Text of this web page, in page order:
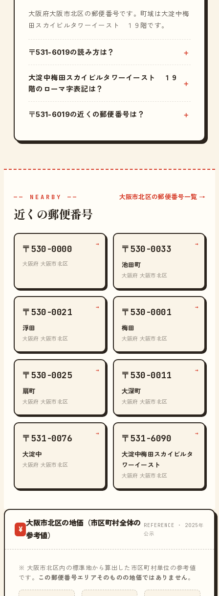
大阪府大阪市北区の郵便番号です。町域は大淀中梅
田スカイビルタワーイースト １９階です。
〒531-6019の読み方は？
大淀中梅田スカイビルタワーイースト １９
階のローマ字表記は？
〒531-6019の近くの郵便番号は？
—— NEARBY ——
近くの郵便番号
大阪市北区の郵便番号一覧 →
〒530-0000
大阪府 大阪市北区
→ 〒530-0033
池田町
大阪府 大阪市北区
→
〒530-0021
浮田
大阪府 大阪市北区
→ 〒530-0001
梅田
大阪府 大阪市北区
→
〒530-0025
扇町
大阪府 大阪市北区
→ 〒530-0011
大深町
大阪府 大阪市北区
→
〒531-0076
大淀中
大阪府 大阪市北区
→ 〒531-6090
大淀中梅田スカイビルタ
ワーイースト
大阪府 大阪市北区
→
¥
大阪市北区の地価（市区町村全体の
参考値）
REFERENCE · 2025年
公示
※ 大阪市北区内の標準地から算出した市区町村単位の参考値
です。
この郵便番号エリアそのものの地価ではありません。